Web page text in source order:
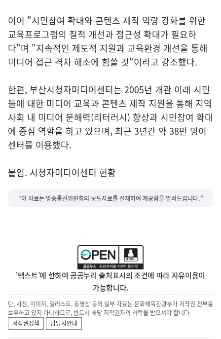
이어 "시민참여 확대와 콘텐츠 제작 역량 강화를 위한
교육프로그램의 질적 개선과 접근성 확대가 필요하
다"며 "지속적인 제도적 지원과 교육환경 개선을 통해
미디어 접근 격차 해소에 힘쓸 것"이라고 강조했다.
한편, 부산시청자미디어센터는 2005년 개관 이래 시민
들에 대한 미디어 교육과 콘텐츠 제작 지원을 통해 지역
사회 내 미디어 문해력(리터러시) 향상과 시민참여 확대
에 중심 역할을 하고 있으며, 최근 3년간 약 38만 명이
센터를 이용했다.
붙임. 시청자미디어센터 현황
“이 자료는 방송통신위원회의 보도자료를 전재하여 제공함을 알려드립니다.”
'텍스트'에 한하여 공공누리 출처표시의 조건에 따라 자유이용이
가능합니다.
단, 사진, 이미지, 일러스트, 동영상 등의 일부 자료는 문화체육관광부가 저작권 전부를
보유하고 있지 아니하므로, 반드시 해당 저작권자의 허락을 받으셔야 합니다.
저작권정책
담당자안내